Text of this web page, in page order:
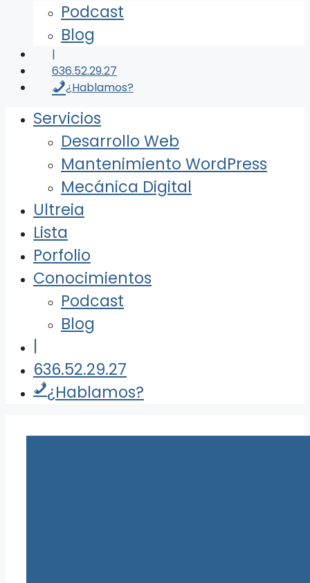
Podcast
Blog
|
636.52.29.27
¿Hablamos?
Servicios
Desarrollo Web
Mantenimiento WordPress
Mecánica Digital
Ultreia
Lista
Porfolio
Conocimientos
Podcast
Blog
|
636.52.29.27
¿Hablamos?